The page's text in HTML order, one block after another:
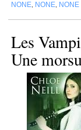
NONE NONE NONE
Les
Une